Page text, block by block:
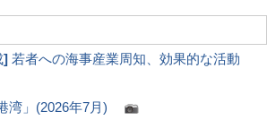
] 若者への海事産業周知、効果的な活動
湾」(2026年7月)